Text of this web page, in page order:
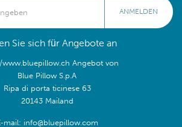
ANMELDEN
Sie sich für Angebote an
Angebot von
Blue Pillow S.p.A
Ripa di porta ticinese 63
20143 Mailand
mail: info@bluepillow.com